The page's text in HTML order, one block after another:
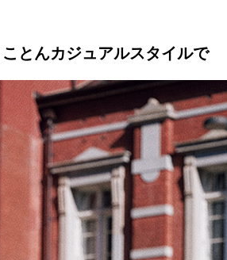
とんカジュアルスタイルで